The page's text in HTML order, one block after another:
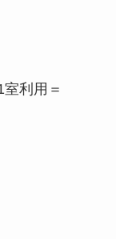
利用＝